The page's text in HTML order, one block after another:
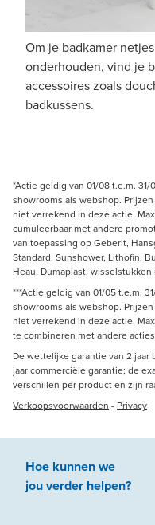
Om je badkamer
onderhouden, vind je
accessoires zoals
badkussens.
*Actie geldig van 01/08 t.e.m.
showrooms als webshop.
niet verrekend in deze actie.
cumuleerbaar met andere
van toepassing op Geberit,
Standard, Sunshower, Lithofin,
Heau, Dumaplast, wisselstukken
***Actie geldig van 01/05 t.e.m.
showrooms als webshop.
niet verrekend in deze actie.
te combineren met andere
De wettelijke garantie van 2
jaar commerciële garantie; de
verschillen per product en zijn
Verkoopsvoorwaarden - Privacy
Hoe kunnen we
jouverder helpen?